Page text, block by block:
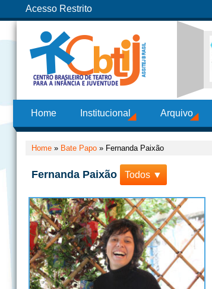
Acesso Restrito
Home Institucional Arquivo
Home » Bate Papo » Fernanda Paixão
Fernanda Paixão Todos ▼